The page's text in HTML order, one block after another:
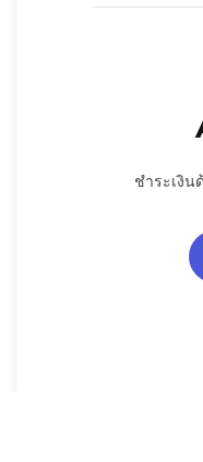
ชำระเงิน